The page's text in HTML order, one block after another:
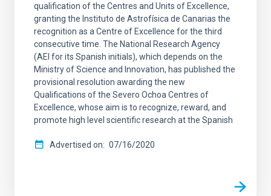
qualification of the Centres and Units of Excellence,
granting the Instituto de Astrofísica de Canarias the
recognition as a Centre of Excellence for the third
consecutive time. The National Research Agency
(AEI for its Spanish initials), which depends on the
Ministry of Science and Innovation, has published the
provisional resolution awarding the new
Qualifications of the Severo Ochoa Centres of
Excellence, whose aim is to recognize, reward, and
promote high level scientific research at the Spanish
Advertised on 07/16/2020